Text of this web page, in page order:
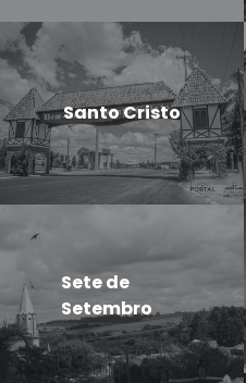
Santo Cristo
Sete de
Setembro